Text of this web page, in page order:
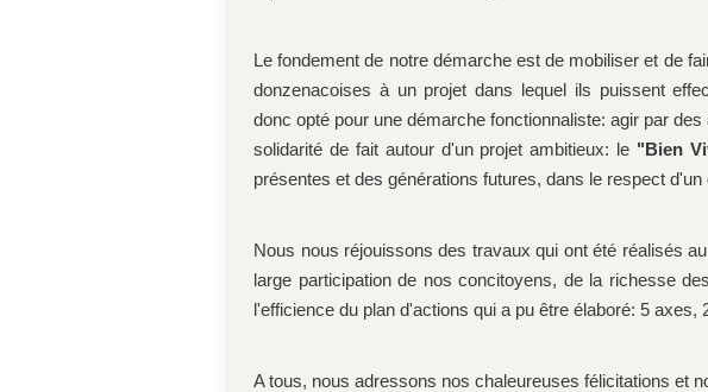
Le fondement de notre démarche est de mobiliser et de
donzenacoises à un projet dans lequel ils puissent
donc opté pour une démarche fonctionnaliste: agir par
solidarité de fait autour d'un projet ambitieux: le "Bien
présentes et des générations futures, dans le respect d'un
Nous nous réjouissons des travaux qui ont été réalisés
large participation de nos concitoyens, de la richesse
l'efficience du plan d'actions qui a pu être élaboré: 5 axes,
A tous, nous adressons nos chaleureuses félicitations et